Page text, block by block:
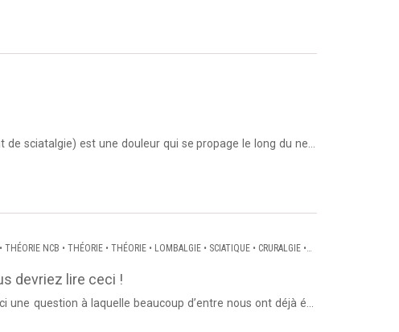
de sciatalgie) est une douleur qui se propage le long du nerf
fesse et de...
THÉORIE NCB • THÉORIE• THÉORIE• LOMBALGIE• SCIATIQUE• CRURALGIE•
devriez lire ceci !
une question à laquelle beaucoup d’entre nous ont déjà été